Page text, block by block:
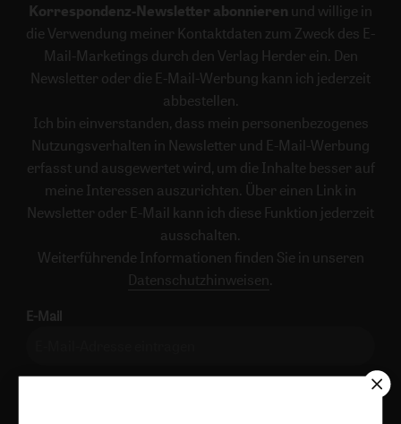
Korrespondenz-Newsletter abonnieren und willige in
die Verwendung meiner Kontaktdaten zum Zweck des E-
Mail-Marketings durch den Verlag Herder ein. Den
Newsletter oder die E-Mail-Werbung kann ich jederzeit
abbestellen.
Ich bin einverstanden, dass mein personenbezogenes
Nutzungsverhalten in Newsletter und E-Mail-Werbung
erfasst und ausgewertet wird, um die Inhalte besser auf
meine Interessen auszurichten. Über einen Link in
Newsletter oder E-Mail kann ich diese Funktion jederzeit
ausschalten.
Weiterführende Informationen finden Sie in unseren
Datenschutzhinweisen .
E-Mail